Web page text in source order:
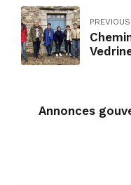
PREVIOUS
Annonces